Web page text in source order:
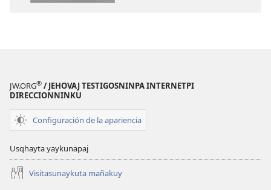
JW.ORG® / JEHOVAJ TESTIGOSNINPA INTERNETPI
DIRECCIONNINKU
Configuración de la apariencia
Usqhayta yaykunapaj
Visitasunaykuta mañakuy